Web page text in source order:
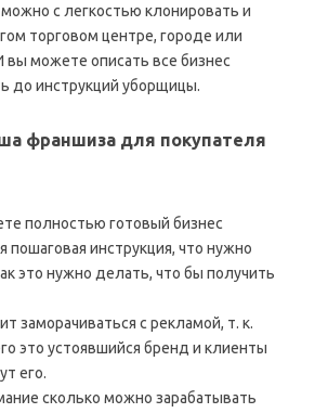
с легкостью клонировать и
торговом центре, городе или
вы можете описать все бизнес
до инструкций уборщицы.
франшиза для покупателя
полностью готовый бизнес
пошаговая инструкция, что нужно
это нужно делать, что бы получить
заморачиваться с рекламой, т. к.
это устоявшийся бренд и клиенты
его.
сколько можно зарабатывать